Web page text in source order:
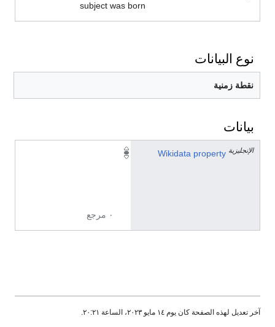
subject was born
نوع البيانات
نقطة زمنية
بيانات
Wikidata property الإنجليزية
٠ مرجع
آخر تعديل لهذه الصفحة كان يوم ١٤ مايو ٢٠٢٣، الساعة ٢٠:٢١.